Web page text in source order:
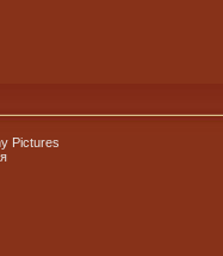
Pictures